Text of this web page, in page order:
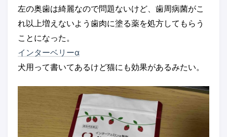
左の奥歯は綺麗なので問題ないけど、歯周病菌がこ
れ以上増えないよう歯肉に塗る薬を処方してもらう
ことになった。
インターベリーα
犬用って書いてあるけど猫にも効果があるみたい。